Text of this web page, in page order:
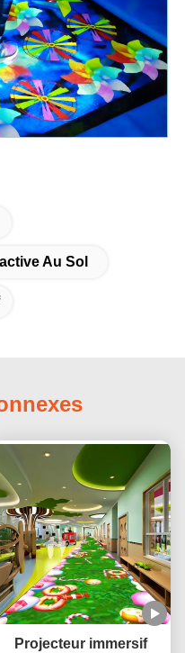
Au Sol
Projecteur immersif